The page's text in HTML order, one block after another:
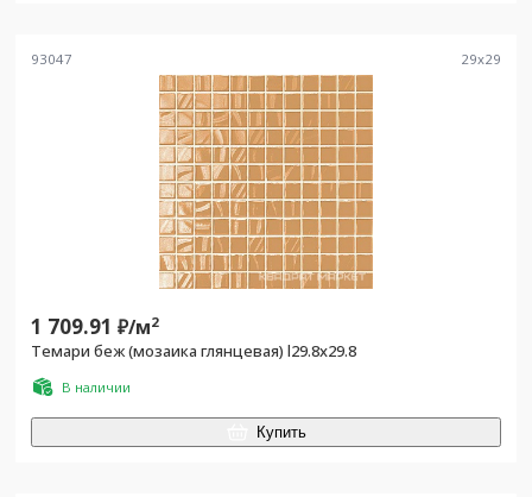
93047 29x29
1 709.91 ₽/м2
Темари беж (мозаика глянцевая) l29.8х29.8
В наличии
Купить